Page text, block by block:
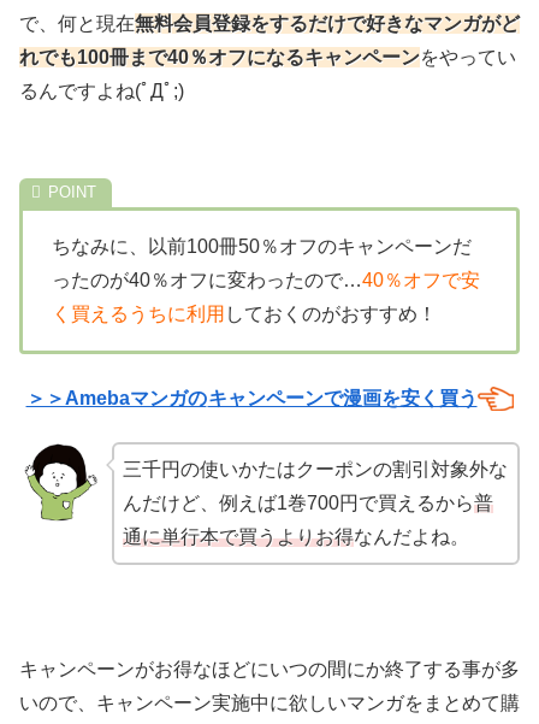
で、何と現在無料会員登録をするだけで好きなマンガがど
れでも100冊まで40％オフになるキャンペーンをやってい
るんですよね(ﾟДﾟ;)
ちなみに、以前100冊50％オフのキャンペーンだ
ったのが40％オフに変わったので…40％オフで安
く買えるうちに利用 しておくのがおすすめ！
＞＞Amebaマンガのキャンペーンで漫画を安く買う
三千円の使いかたはクーポンの割引対象外な
んだけど、例えば1巻700円で買えるから普
通に単行本で買うよりお得なんだよね。
キャンペーンがお得なほどにいつの間にか終了する事が多
いので、キャンペーン実施中に欲しいマンガをまとめて購